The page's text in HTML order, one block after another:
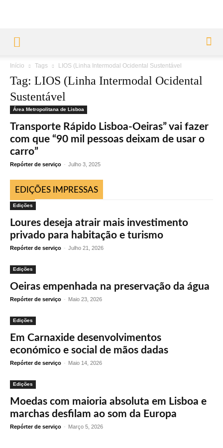
Início Tags LIOS (Linha Intermodal Ocidental Sustentável
Tag: LIOS (Linha Intermodal Ocidental
Sustentável
Área Metropolitana de Lisboa
Transporte Rápido Lisboa-Oeiras” vai fazer
com que “90 mil pessoas deixam de usar o
carro”
Repórter de serviço - Julho 3, 2025
EDIÇÕES IMPRESSAS
Edições
Loures deseja atrair mais investimento
privado para habitação e turismo
Repórter de serviço - Julho 21, 2026
Edições
Oeiras empenhada na preservação da água
Repórter de serviço - Maio 23, 2026
Edições
Em Carnaxide desenvolvimentos
económico e social de mãos dadas
Repórter de serviço - Maio 14, 2026
Edições
Moedas com maioria absoluta em Lisboa e
marchas desfilam ao som da Europa
Repórter de serviço - Março 5, 2026